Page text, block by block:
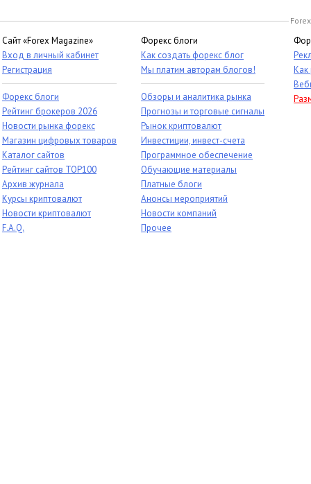
Сайт «Forex Magazine»
Вход в личный кабинет
Регистрация
Форекс блоги
Рейтинг брокеров 2026
Новости рынка форекс
Магазин цифровых товаров
Каталог сайтов
Рейтинг сайтов TOP100
Архив журнала
Курсы криптовалют
Новости криптовалют
F.A.Q.
Форекс блоги
Как создать форекс блог
Мы платим авторам блогов!
Обзоры и аналитика рынка
Прогнозы и торговые сигналы
Рынок криптовалют
Инвестиции, инвест-счета
Программное обеспечение
Обучающие материалы
Платные блоги
Анонсы мероприятий
Новости компаний
Прочее
Как